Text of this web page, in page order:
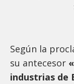
Según la
su antecesor
industrias de